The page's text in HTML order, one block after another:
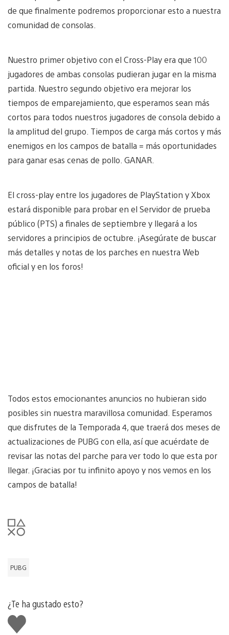
de que finalmente podremos proporcionar esto a nuestra
comunidad de consolas.
Nuestro primer objetivo con el Cross-Play era que 100
jugadores de ambas consolas pudieran jugar en la misma
partida. Nuestro segundo objetivo era mejorar los
tiempos de emparejamiento, que esperamos sean más
cortos para todos nuestros jugadores de consola debido a
la amplitud del grupo. Tiempos de carga más cortos y más
enemigos en los campos de batalla = más oportunidades
para ganar esas cenas de pollo. GANAR.
El cross-play entre los jugadores de PlayStation y Xbox
estará disponible para probar en el Servidor de prueba
público (PTS) a finales de septiembre y llegará a los
servidores a principios de octubre. ¡Asegúrate de buscar
más detalles y notas de los parches en nuestra Web
oficial y en los foros!
Todos estos emocionantes anuncios no hubieran sido
posibles sin nuestra maravillosa comunidad. Esperamos
que disfrutes de la Temporada 4, que traerá dos meses de
actualizaciones de PUBG con ella, así que acuérdate de
revisar las notas del parche para ver todo lo que esta por
llegar. ¡Gracias por tu infinito apoyo y nos vemos en los
campos de batalla!
PUBG
¿Te ha gustado esto?
Me
gusta